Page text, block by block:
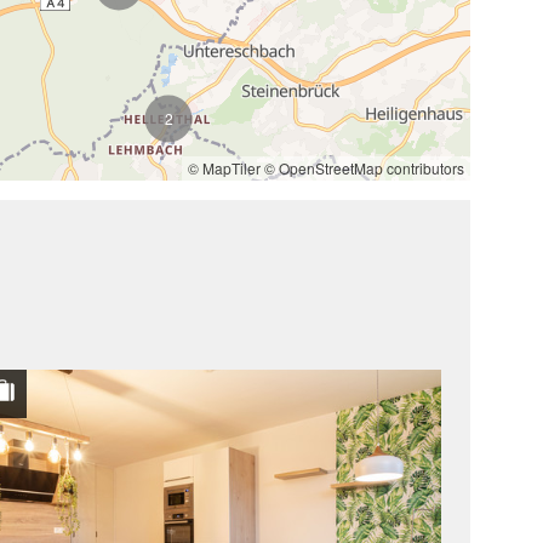
2
© MapTiler© OpenStreetMap contributors